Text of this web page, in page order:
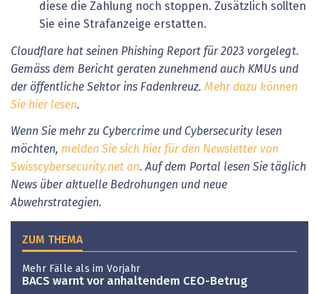
diese die Zahlung noch stoppen. Zusätzlich sollten
Sie eine Strafanzeige erstatten.
Cloudflare hat seinen Phishing Report für 2023 vorgelegt.
Gemäss dem Bericht geraten zunehmend auch KMUs und
der öffentliche Sektor ins Fadenkreuz. Mehr dazu können
Sie hier lesen.
Wenn Sie mehr zu Cybercrime und Cybersecurity lesen
möchten, melden Sie sich hier für den Newsletter von
Swisscybersecurity.net an. Auf dem Portal lesen Sie täglich
News über aktuelle Bedrohungen und neue
Abwehrstrategien.
ZUM THEMA
Mehr Fälle als im Vorjahr
BACS warnt vor anhaltendem CEO-Betrug